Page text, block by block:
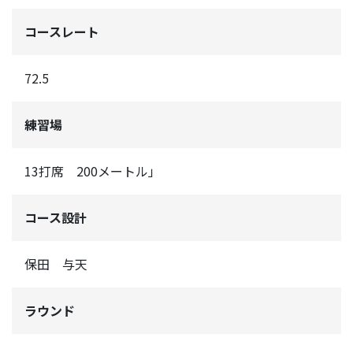
コースレート
72.5
練習場
13打席 200メートル」
コース設計
保田 与天
ラウンド